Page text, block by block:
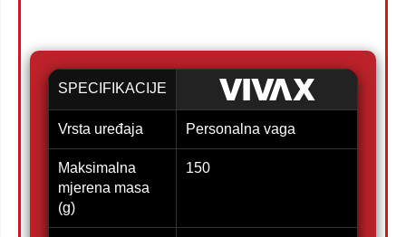
SPECIFIKACIJE
Vrsta uređaja Personalna vaga
Maksimalna
mjerena masa
(g)
150